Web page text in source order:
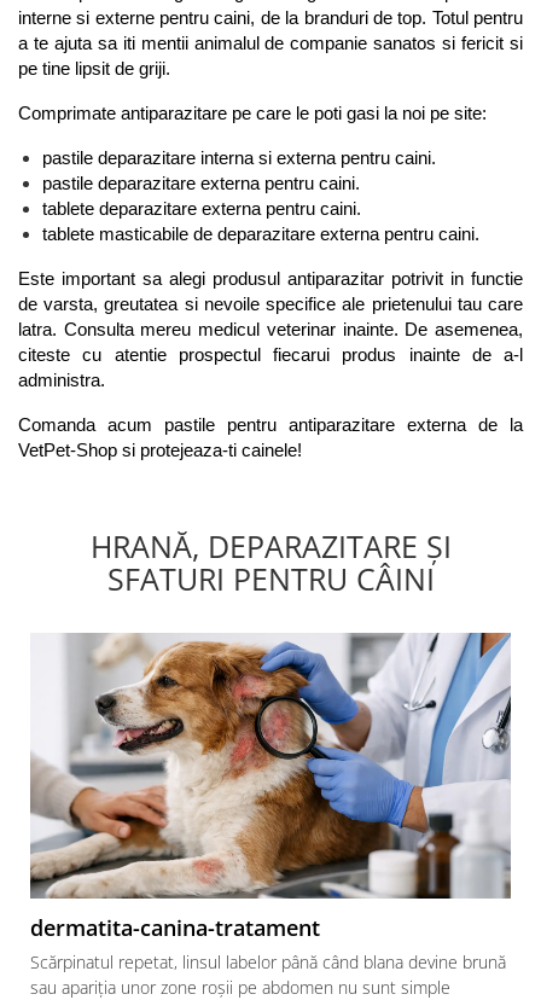
interne si externe pentru caini, de la branduri de top. Totul pentru
a te ajuta sa iti mentii animalul de companie sanatos si fericit si
pe tine lipsit de griji.
Comprimate antiparazitare pe care le poti gasi la noi pe site:
pastile deparazitare interna si externa pentru caini.
pastile deparazitare externa pentru caini.
tablete deparazitare externa pentru caini.
tablete masticabile de deparazitare externa pentru caini.
Este important sa alegi produsul antiparazitar potrivit in functie
de varsta, greutatea si nevoile specifice ale prietenului tau care
latra. Consulta mereu medicul veterinar inainte. De asemenea,
citeste cu atentie prospectul fiecarui produs inainte de a-l
administra.
Comanda acum pastile pentru antiparazitare externa de la
VetPet-Shop si protejeaza-ti cainele!
HRANĂ, DEPARAZITARE ȘI
SFATURI PENTRU CÂINI
dermatita-canina-tratament
Scărpinatul repetat, linsul labelor până când blana devine brună
sau apariția unor zone roșii pe abdomen nu sunt simple